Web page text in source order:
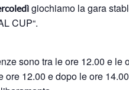
giochiamo la gara
CUP“.
sono tra le ore 12.00 e le
ore 12.00 e dopo le ore